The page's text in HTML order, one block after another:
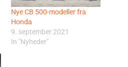
Nye CB 500-modeller fra
Honda
9. september 2021
In "Nyheder"